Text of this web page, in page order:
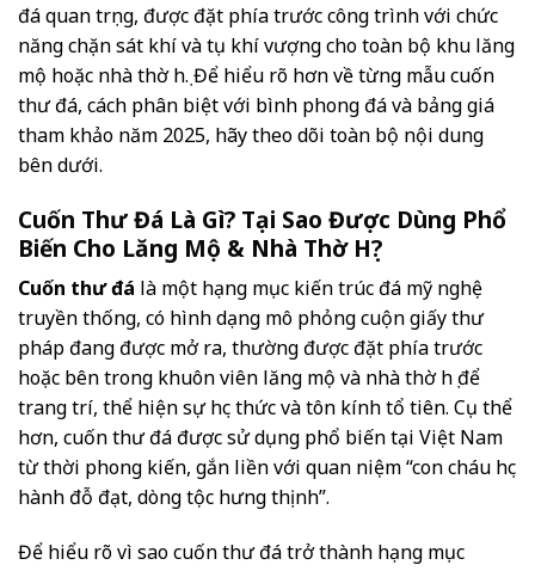
đá quan trọng, được đặt phía trước công trình với chức
năng chặn sát khí và tụ khí vượng cho toàn bộ khu lăng
mộ hoặc nhà thờ họ. Để hiểu rõ hơn về từng mẫu cuốn
thư đá, cách phân biệt với bình phong đá và bảng giá
tham khảo năm 2025, hãy theo dõi toàn bộ nội dung
bên dưới.
Cuốn Thư Đá Là Gì? Tại Sao Được Dùng Phổ
Biến Cho Lăng Mộ & Nhà Thờ Họ?
Cuốn thư đá là một hạng mục kiến trúc đá mỹ nghệ
truyền thống, có hình dạng mô phỏng cuộn giấy thư
pháp đang được mở ra, thường được đặt phía trước
hoặc bên trong khuôn viên lăng mộ và nhà thờ họ để
trang trí, thể hiện sự học thức và tôn kính tổ tiên. Cụ thể
hơn, cuốn thư đá được sử dụng phổ biến tại Việt Nam
từ thời phong kiến, gắn liền với quan niệm “con cháu học
hành đỗ đạt, dòng tộc hưng thịnh”.
Để hiểu rõ vì sao cuốn thư đá trở thành hạng mục